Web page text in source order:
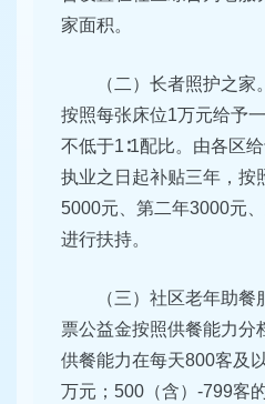
家面积。
（二）长者照护之
按照每张床位1万元给予
不低于1∶1配比。由各区
执业之日起补贴三年，按
5000元、第二年3000元
进行扶持。
（三）社区老年助
票公益金按照供餐能力分
供餐能力在每天800客及
万元；500（含）-799客